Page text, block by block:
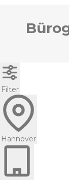
Filter
Hannover